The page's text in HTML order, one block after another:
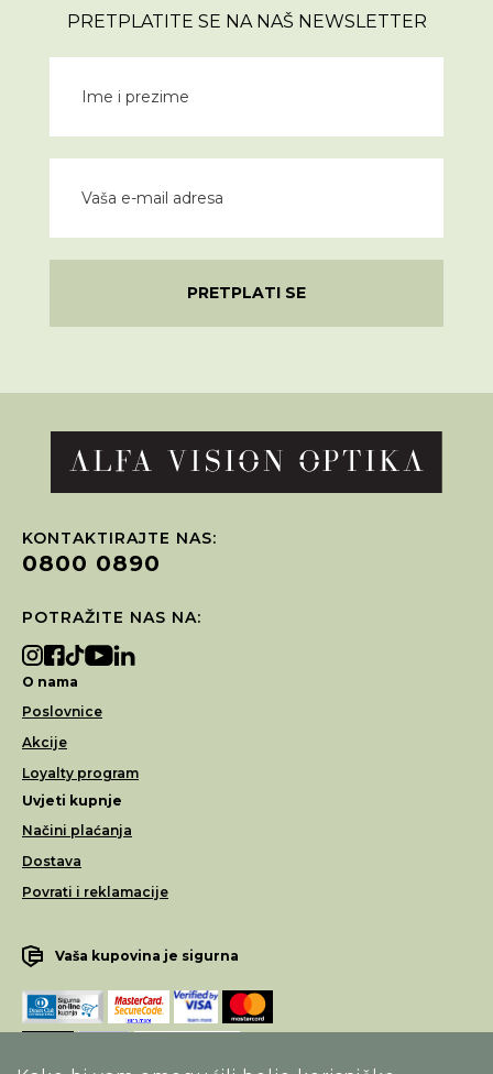
PRETPLATITE SE NA NAŠ NEWSLETTER
PRETPLATI SE
KONTAKTIRAJTE NAS:
0800 0890
POTRAŽITE NAS NA:
O nama
Poslovnice
Akcije
Loyalty program
Uvjeti kupnje
Načini plaćanja
Dostava
Povrati i reklamacije
Vaša kupovina je sigurna